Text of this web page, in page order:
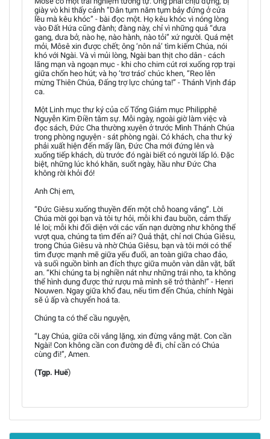
giày vò khi thấy cảnh “Dân tụm năm tụm bảy đứng ở cửa
lều mà kêu khóc” - bài đọc một. Họ kêu khóc vì nóng lòng
vào Đất Hứa cũng đành; đàng này, chỉ vì những quả “dưa
gang, dưa bở, nào hẹ, nào hành, nào tỏi” xứ người. Quá mệt
mỏi, Môsê xin được chết; ông ‘nôn nả’ tìm kiếm Chúa, nói
khó với Ngài. Và vì mủi lòng, Ngài ban thịt cho dân - cách
lãng mạn và ngoạn mục - khi cho chim cút rơi xuống rợp trại
giữa chốn heo hút; và họ ‘trơ tráo’ chúc khen, “Reo lên
mừng Thiên Chúa, Đấng trợ lực chúng ta!” - Thánh Vịnh đáp
ca.
Một Linh mục thư ký của cố Tổng Giám mục Philipphê
Nguyễn Kim Điền tâm sự. Mỗi ngày, ngoài giờ làm việc và
đọc sách, Đức Cha thường xuyên ở trước Mình Thánh Chúa
trong phòng nguyện - sát phòng ngài. Có khách, cha thư ký
phải xuất hiện đến mấy lần, Đức Cha mới đứng lên và
xuống tiếp khách, dù trước đó ngài biết có người lấp ló. Đặc
biệt, những lúc khó khăn, suốt ngày, hầu như Đức Cha
không rời khỏi đó!
Anh Chị em,
“Đức Giêsu xuống thuyền đến một chỗ hoang vắng”. Lời
Chúa mời gọi bạn và tôi tự hỏi, mỗi khi đau buồn, cảm thấy
lẻ loi; mỗi khi đối diện với các vấn nạn dường như không thể
vượt qua, chúng ta tìm đến ai? Quả thật, chỉ nơi Chúa Giêsu,
trong Chúa Giêsu và nhờ Chúa Giêsu, bạn và tôi mới có thể
tìm được mạnh mẽ giữa yếu đuối, an toàn giữa chao đảo,
và suối nguồn bình an đích thực giữa muôn vàn dằn vặt, bất
an. “Khi chúng ta bị nghiền nát như những trái nho, ta không
thể hình dung được thứ rượu mà mình sẽ trở thành!” - Henri
Nouwen. Ngay giữa khổ đau, nếu tìm đến Chúa, chính Ngài
sẽ ủ ấp và chuyển hoá ta.
Chúng ta có thể cầu nguyện,
“Lạy Chúa, giữa cõi vắng lặng, xin đừng vắng mặt. Con cần
Ngài! Con không cần con đường dễ đi, chỉ cần có Chúa
cùng đi!”, Amen.
(Tgp. Huế)